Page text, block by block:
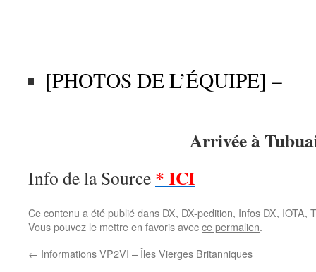
[PHOTOS DE L’ÉQUIPE] –
Arrivée à
Info de la Source * ICI
Ce contenu a été publié dans DX, DX-pedition, Infos DX, IOTA,
Vous pouvez le mettre en favoris avecce permalien.
← Informations VP2VI – Îles Vierges Britanniques